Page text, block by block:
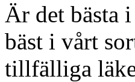
Är det bästa
bäst i vårt
tillfälliga